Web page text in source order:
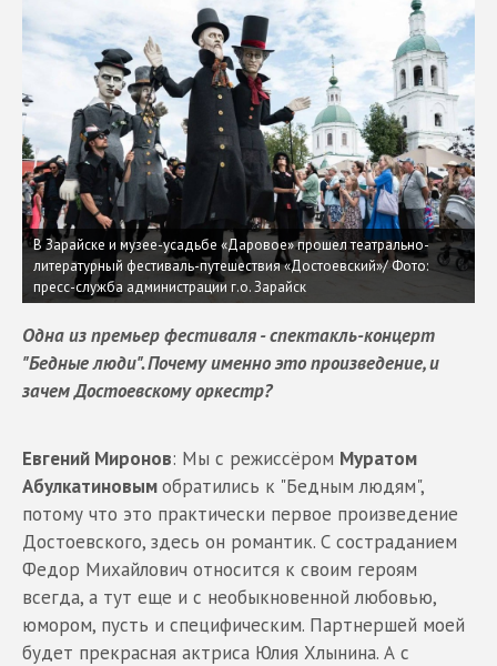
В Зарайске и музее-усадьбе «Даровое» прошел театрально-
литературный фестиваль-путешествия «Достоевский»/ Фото:
пресс-служба администрации г.о. Зарайск
Одна из премьер фестиваля - спектакль-концерт
"Бедные люди". Почему именно это произведение, и
зачем Достоевскому оркестр?
Евгений Миронов: Мы с режиссёром Муратом
Абулкатиновымобратились к "Бедным людям",
потому что это практически первое произведение
Достоевского, здесь он романтик. С состраданием
Федор Михайлович относится к своим героям
всегда, а тут еще и с необыкновенной любовью,
юмором, пусть и специфическим. Партнершей моей
будет прекрасная актриса Юлия Хлынина. А с